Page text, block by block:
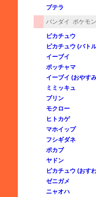
プテラ
バンダイ ポケモ
ピカチュウ
ピカチュウ (バト
イーブイ
ポッチャマ
イーブイ (おやす
ミミッキュ
プリン
モクロー
ヒトカゲ
マホイップ
フシギダネ
ポカブ
ヤドン
ピカチュウ (おす
ゼニガメ
ニャオハ